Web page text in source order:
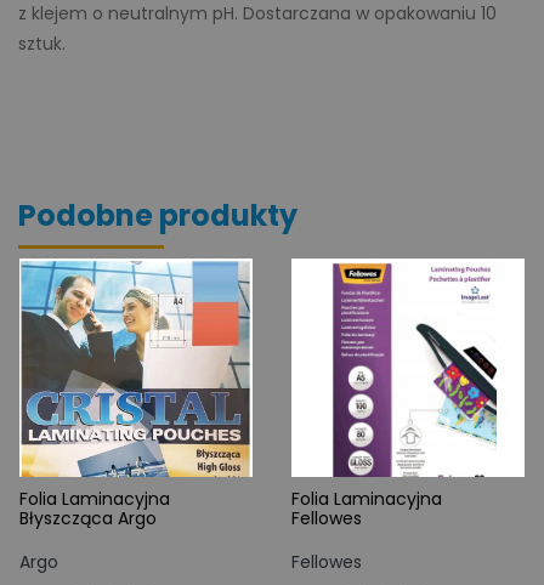
z klejem o neutralnym pH. Dostarczana w opakowaniu 10
sztuk.
Podobne produkty
Folia Laminacyjna
Błyszcząca Argo
Argo
Folia Laminacyjna
Fellowes
Fellowes